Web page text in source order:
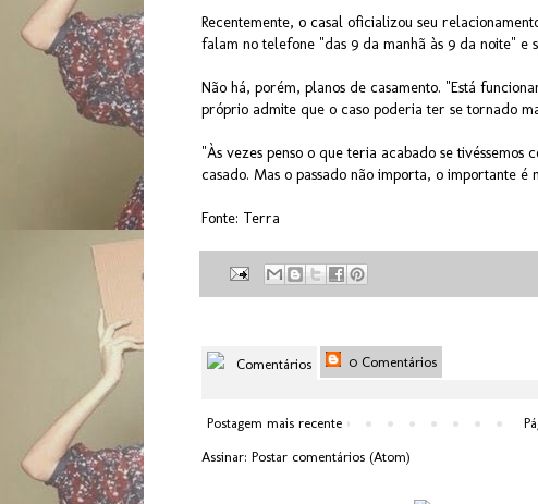
Recentemente, o casal oficializou seu
falam no telefone "das 9 da manhã às 9 da noite" e
Não há, porém, planos de casamento. "Está
próprio admite que o caso poderia ter se tornado
"Às vezes penso o que teria acabado se
casado. Mas o passado não importa, o importante é
Fonte: Terra
Comentários 0 Comentários
Postagem mais recente
Assinar: Postar comentários (Atom)